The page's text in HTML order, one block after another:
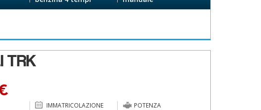
TRK
IMMATRICOLAZIONE POTENZA